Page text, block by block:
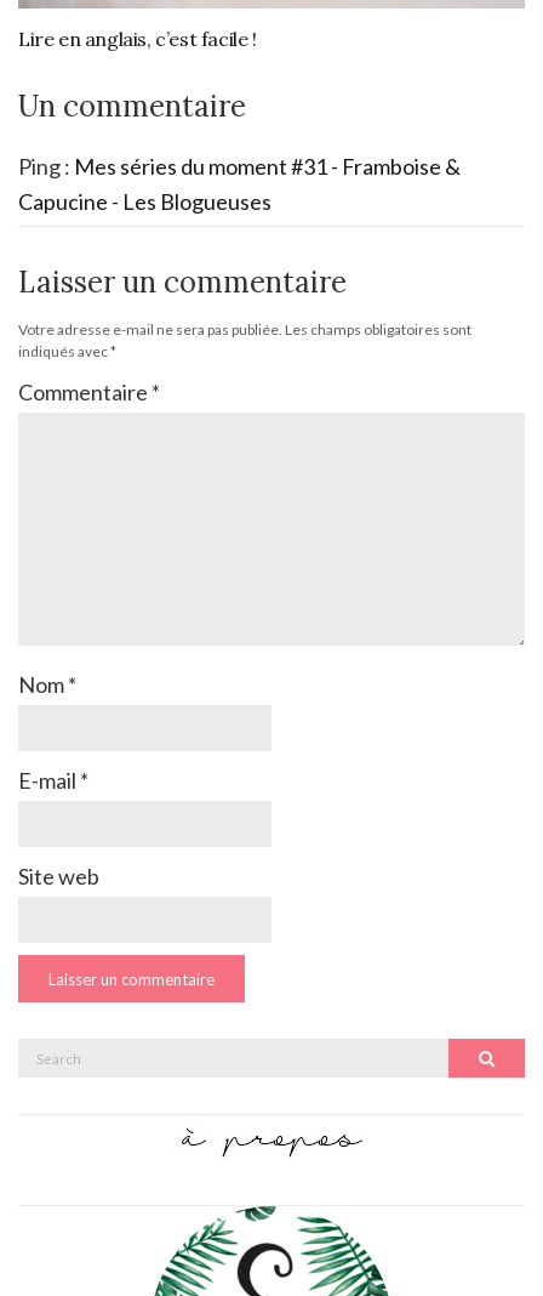
Lire en anglais, c’est facile !
Un commentaire
Ping : Mes séries du moment #31 - Framboise &
Capucine - Les Blogueuses
Laisser un commentaire
Votre adresse e-mail ne sera pas publiée. Les champs obligatoires sont
indiqués avec*
Commentaire *
Nom*
E-mail *
Site web